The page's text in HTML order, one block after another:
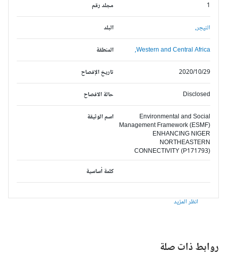
مجلد رقم
البلد النيجر,
المنطقة Western and Central Africa,
تاريخ الإفصاح 2020/10/29
حالة الافصاح Disclosed
اسم الوثيقة
Environmental and Social
Management Framework (ESMF)
ENHANCING NIGER
NORTHEASTERN
CONNECTIVITY (P171793)
كلمة أساسية
انظر المزيد
روابط ذات صلة